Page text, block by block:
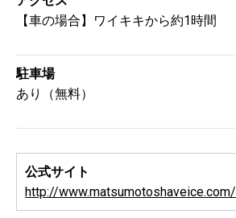
【車の場合】ワイキキから約1時間
駐車場
あり（無料）
公式サイト
http://www.matsumotoshaveice.com/